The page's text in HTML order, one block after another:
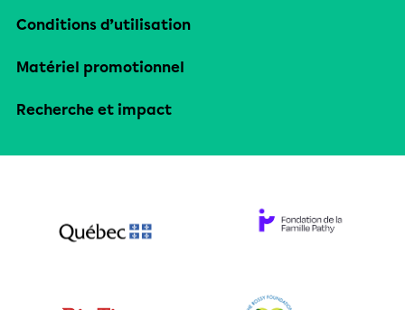
Conditions d’utilisation
Matériel promotionnel
Recherche et impact